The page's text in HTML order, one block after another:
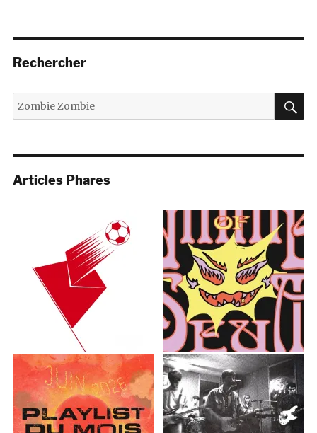
Rechercher
Recherche
pour :
Articles Phares